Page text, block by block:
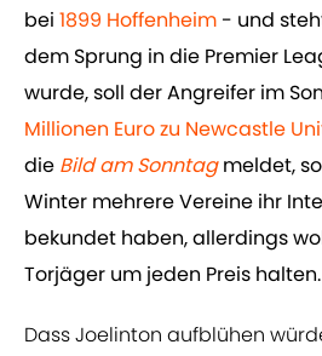
bei 1899 Hoffenheim - und
dem Sprung in die Premier
wurde, soll der Angreifer im
Millionen Euro zu Newcastle
die ​Bild am Sonntagmeldet,
Winter mehrere Vereine ihr
bekundet haben, allerdings
Torjäger um jeden Preis halten.
Dass Joelinton aufblühen